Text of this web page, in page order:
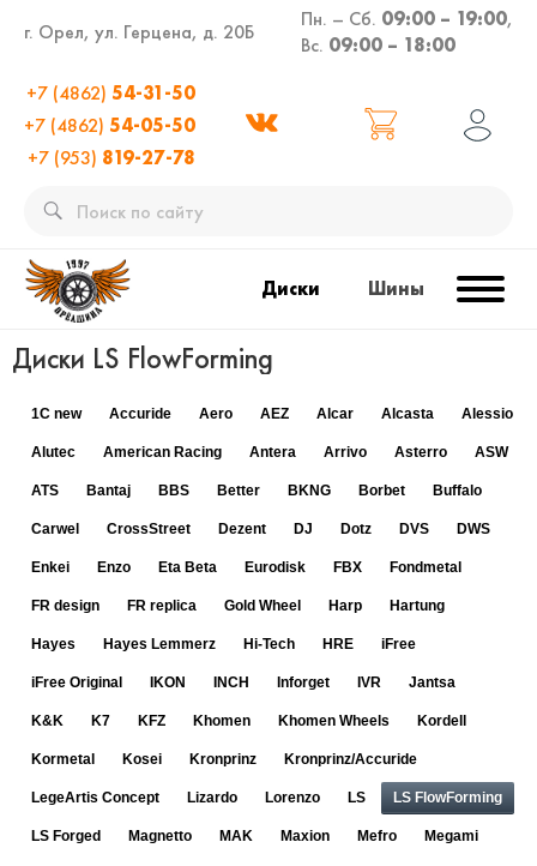
г. Орел, ул. Герцена, д. 20Б
Пн. – Сб. 09:00 – 19:00,
Вс. 09:00 – 18:00
+7 (4862) 54-31-50
+7 (4862) 54-05-50
+7 (953) 819-27-78
Диски Шины
Диски LS FlowForming
1C new Accuride Aero AEZ Alcar Alcasta Alessio
Alutec American Racing Antera Arrivo Asterro ASW
ATS Bantaj BBS Better BKNG Borbet Buffalo
Carwel CrossStreet Dezent DJ Dotz DVS DWS
Enkei Enzo Eta Beta Eurodisk FBX Fondmetal
FR design FR replica Gold Wheel Harp Hartung
Hayes Hayes Lemmerz Hi-Tech HRE iFree
iFree Original IKON INCH Inforget IVR Jantsa
K&K K7 KFZ Khomen Khomen Wheels Kordell
Kormetal Kosei Kronprinz Kronprinz/Accuride
LegeArtis Concept Lizardo Lorenzo LS LS FlowForming
LS Forged Magnetto MAK Maxion Mefro Megami